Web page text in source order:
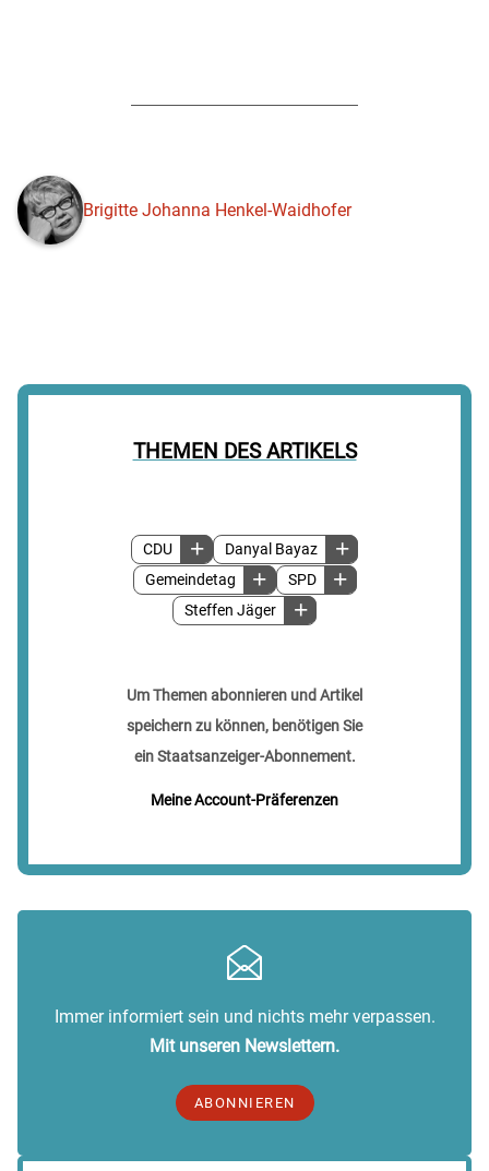
THEMEN DES ARTIKELS
CDU
Danyal Bayaz
Gemeindetag
SPD
Steffen Jäger
Um Themen abonnieren und Artikel
speichern zu können, benötigen Sie
ein Staatsanzeiger-Abonnement.
Meine Account-Präferenzen
Brigitte Johanna Henkel-Waidhofer
Immer informiert sein und nichts mehr verpassen.
Mit unseren Newslettern.
ABONNIEREN